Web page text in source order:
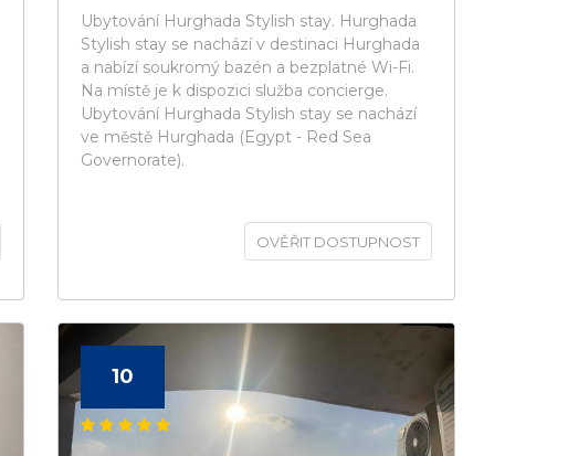
Ubytování Hurghada Stylish stay. Hurghada
Stylish stay se nachází v destinaci Hurghada
a nabízí soukromý bazén a bezplatné Wi-Fi.
Na místě je k dispozici služba concierge.
Ubytování Hurghada Stylish stay se nachází
ve městě Hurghada (Egypt - Red Sea
Governorate).
OVĚŘIT DOSTUPNOST
10